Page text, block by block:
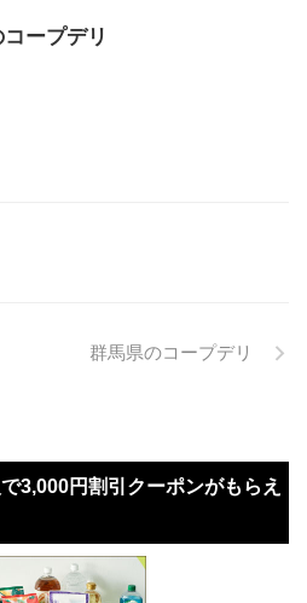
ープデリ
群馬県のコープデリ
3,000円割引クーポンがもらえ